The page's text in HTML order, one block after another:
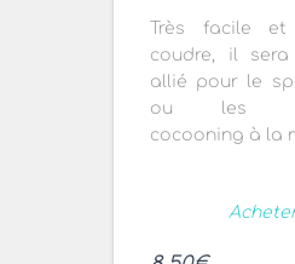
Très facile
coudre, il
allié pour le
ou les
cocooning à la